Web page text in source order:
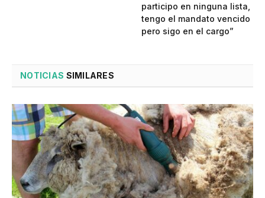
participo en ninguna lista,
tengo el mandato vencido
pero sigo en el cargo”
NOTICIAS SIMILARES